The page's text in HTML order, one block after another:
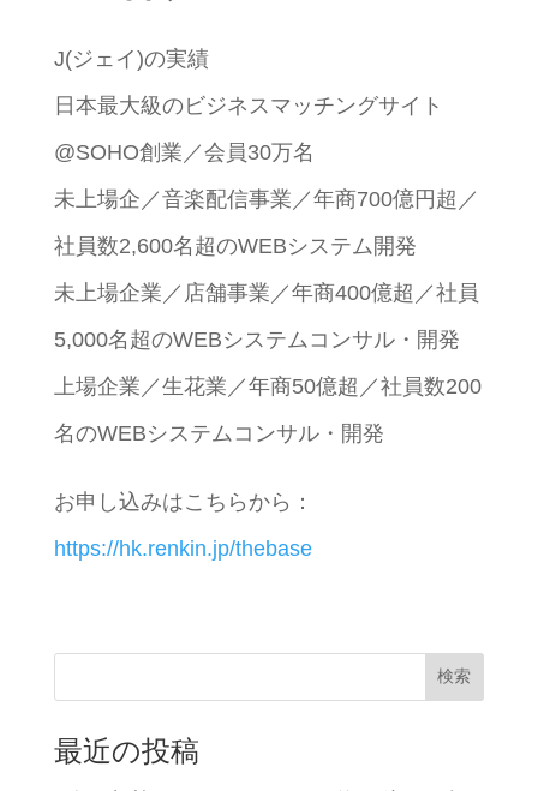
J(ジェイ)の実績
日本最大級のビジネスマッチングサイト
@SOHO創業／会員30万名
未上場企／音楽配信事業／年商700億円超／
社員数2,600名超のWEBシステム開発
未上場企業／店舗事業／年商400億超／社員
5,000名超のWEBシステムコンサル・開発
上場企業／生花業／年商50億超／社員数200
名のWEBシステムコンサル・開発
お申し込みはこちらから：
https://hk.renkin.jp/thebase
検索
最近の投稿